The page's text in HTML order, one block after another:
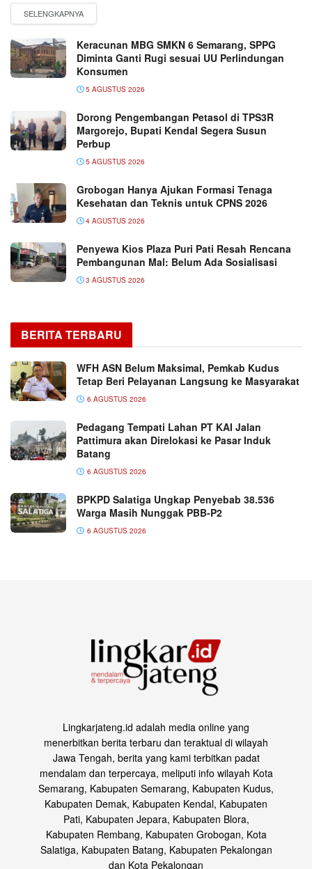
Keracunan MBG SMKN 6 Semarang, SPPG
Diminta Ganti Rugi sesuai UU Perlindungan
Konsumen
5 AGUSTUS 2026
Dorong Pengembangan Petasol di TPS3R
Margorejo, Bupati Kendal Segera Susun
Perbup
5 AGUSTUS 2026
Grobogan Hanya Ajukan Formasi Tenaga
Kesehatan dan Teknis untuk CPNS 2026
4 AGUSTUS 2026
Penyewa Kios Plaza Puri Pati Resah Rencana
Pembangunan Mal: Belum Ada Sosialisasi
3 AGUSTUS 2026
BERITA TERBARU
WFH ASN Belum Maksimal, Pemkab Kudus
Tetap Beri Pelayanan Langsung ke Masyarakat
6 AGUSTUS 2026
Pedagang Tempati Lahan PT KAI Jalan
Pattimura akan Direlokasi ke Pasar Induk
Batang
6 AGUSTUS 2026
BPKPD Salatiga Ungkap Penyebab 38.536
Warga Masih Nunggak PBB-P2
6 AGUSTUS 2026
Lingkarjateng.id adalah media online yang
menerbitkan berita terbaru dan teraktual di wilayah
Jawa Tengah, berita yang kami terbitkan padat
mendalam dan terpercaya, meliputi info wilayah Kota
Semarang, Kabupaten Semarang, Kabupaten Kudus,
Kabupaten Demak, Kabupaten Kendal, Kabupaten
Pati, Kabupaten Jepara, Kabupaten Blora,
Kabupaten Rembang, Kabupaten Grobogan, Kota
Salatiga, Kabupaten Batang, Kabupaten Pekalongan
dan Kota Pekalongan